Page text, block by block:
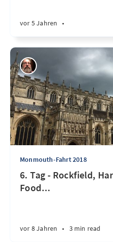
vor 5 Jahren •
Monmouth-Fahrt 2018
6. Tag - Rockfield,
Food...
vor 8 Jahren • 3 min read